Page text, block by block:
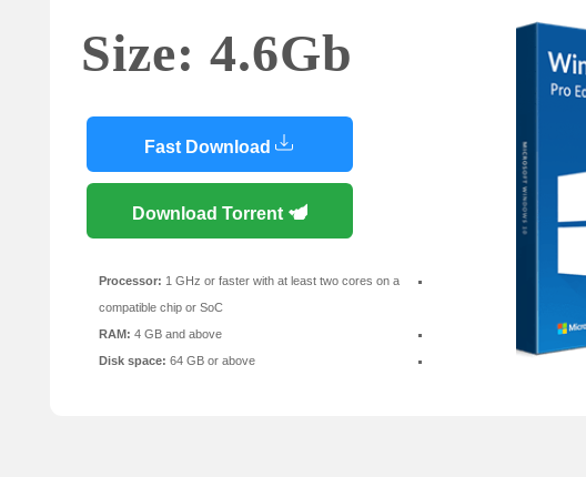
Size: 4.6Gb
Fast Download
Processor: 1 GHz or faster with at least two cores on a
compatible chip or SoC
RAM: 4 GB and above
Disk space: 64 GB or above